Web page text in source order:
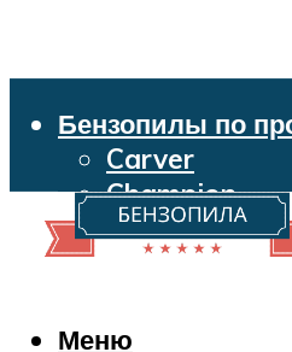
Бензопилы по
Carver
Champion
Echo
Husqvarna
Makita
Меню